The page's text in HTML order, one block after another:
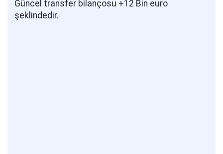
Güncel transfer bilançosu +12 Bin euro
şeklindedir.